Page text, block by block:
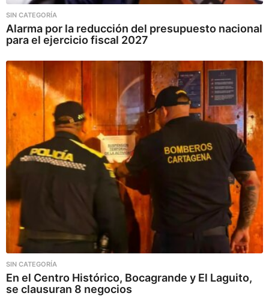
SIN CATEGORÍA
Alarma por la reducción del presupuesto nacional
para el ejercicio fiscal 2027
SIN CATEGORÍA
En el Centro Histórico, Bocagrande y El Laguito,
se clausuran 8 negocios